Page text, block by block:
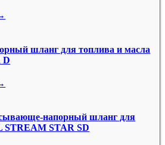
шланг для топлива и масла
D
напорный шланг для
STREAM STAR SD